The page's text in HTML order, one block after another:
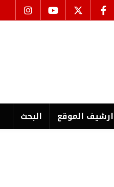
ارشیف الموقع البحث